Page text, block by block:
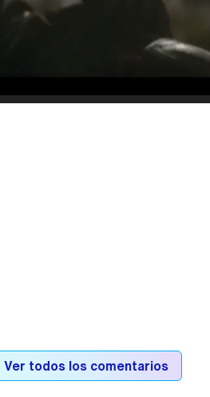
Ver todos los comentarios